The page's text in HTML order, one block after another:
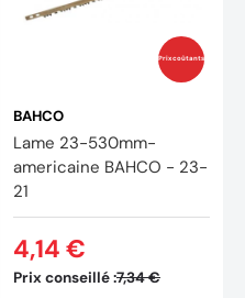
Prix coûtants
BAHCO
Lame 23-530mm-
americaine BAHCO - 23-
21
Prix conseillé :7,34 €
4,14 €